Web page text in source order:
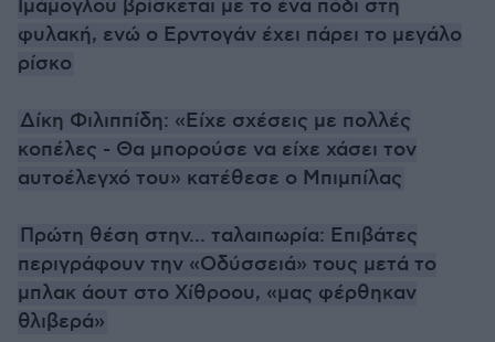
Ιμάμογλου βρίσκεται με το ένα πόδι στη
φυλακή, ενώ ο Ερντογάν έχει πάρει το μεγάλο
ρίσκο
Δίκη Φιλιππίδη: «Είχε σχέσεις με πολλές
κοπέλες - Θα μπορούσε να είχε χάσει τον
αυτοέλεγχό του» κατέθεσε ο Μπιμπίλας
Πρώτη θέση στην... ταλαιπωρία: Επιβάτες
περιγράφουν την «Οδύσσειά» τους μετά το
μπλακ άουτ στο Χίθροου, «μας φέρθηκαν
θλιβερά»